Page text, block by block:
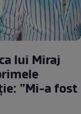
lui Miraj
”Mi-a fost